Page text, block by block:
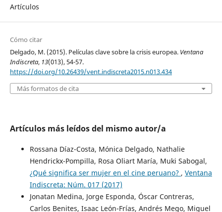
Artículos
Cómo citar
Delgado, M. (2015). Películas clave sobre la crisis europea. Ventana
Indiscreta, 13(013), 54-57.
https://doi.org/10.26439/vent.indiscreta2015.n013.434
Más formatos de cita
Artículos más leídos del mismo autor/a
Rossana Díaz-Costa, Mónica Delgado, Nathalie
Hendrickx-Pompilla, Rosa Oliart María, Muki Sabogal,
¿Qué significa ser mujer en el cine peruano? , Ventana
Indiscreta: Núm. 017 (2017)
Jonatan Medina, Jorge Esponda, Óscar Contreras,
Carlos Benites, Isaac León-Frías, Andrés Mego, Miguel